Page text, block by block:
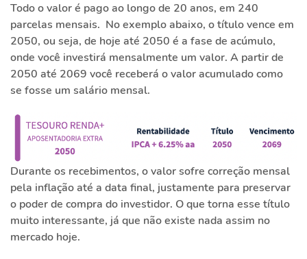
Todo o valor é pago ao longo de 20 anos, em 240
parcelas mensais. No exemplo abaixo, o título vence em
2050, ou seja, de hoje até 2050 é a fase de acúmulo,
onde você investirá mensalmente um valor. A partir de
2050 até 2069 você receberá o valor acumulado como
se fosse um salário mensal.
Durante os recebimentos, o valor sofre correção mensal
pela inflação até a data final, justamente para preservar
o poder de compra do investidor. O que torna esse título
muito interessante, já que não existe nada assim no
mercado hoje.